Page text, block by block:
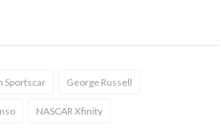
Sportscar George Russell
NASCAR Xfinity